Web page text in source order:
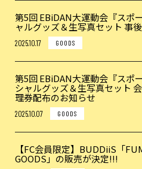
第5回 EBiDAN⼤運動会『スポ
ャルグッズ＆生写真セット 事
2025.10.17 GOODS
第5回 EBiDAN⼤運動会『スポ
シャルグッズ＆生写真セット
理券配布のお知らせ
2025.10.07 GOODS
【FC会員限定】BUDDiiS「
GOODS」の販売が決定!!!